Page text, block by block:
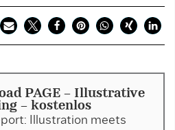
PAGE - Illustrative
- kostenlos
Illustration meets